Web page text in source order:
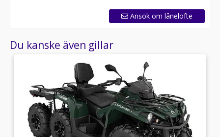
Ansök om lånelöfte
Du kanske även gillar